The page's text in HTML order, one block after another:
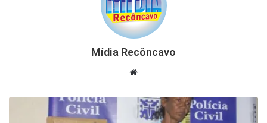
Mídia Recôncavo
Website